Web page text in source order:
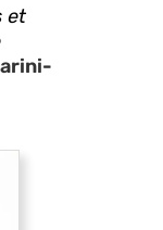
et